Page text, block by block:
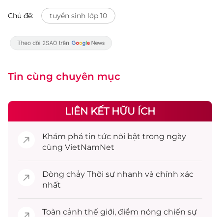
Chủ đề: tuyển sinh lớp 10
Tin cùng chuyên mục
LIÊN KẾT HỮU ÍCH
Khám phá tin tức nổi bật trong ngày
cùng VietNamNet
Dòng chảy Thời sự nhanh và chính xác
nhất
Toàn cảnh thế giới, điểm nóng chiến sự